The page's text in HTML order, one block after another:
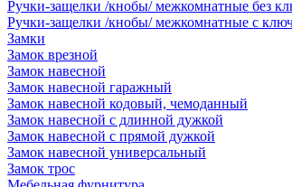
Ручки-защелки /кнобы/ межкомнатные без
Ручки-защелки /кнобы/ межкомнатные с
Замки
Замок врезной
Замок навесной
Замок навесной гаражный
Замок навесной кодовый, чемоданный
Замок навесной с длинной дужкой
Замок навесной с прямой дужкой
Замок навесной универсальный
Замок трос